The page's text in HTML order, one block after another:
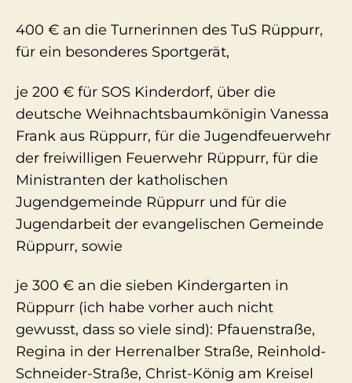
400 € an die Turnerinnen des TuS Rüppurr,
für ein besonderes Sportgerät,
je 200 € für SOS Kinderdorf, über die
deutsche Weihnachtsbaumkönigin Vanessa
Frank aus Rüppurr, für die Jugendfeuerwehr
der freiwilligen Feuerwehr Rüppurr, für die
Ministranten der katholischen
Jugendgemeinde Rüppurr und für die
Jugendarbeit der evangelischen Gemeinde
Rüppurr, sowie
je 300 € an die sieben Kindergarten in
Rüppurr (ich habe vorher auch nicht
gewusst, dass so viele sind): Pfauenstraße,
Regina in der Herrenalber Straße, Reinhold-
Schneider-Straße, Christ-König am Kreisel